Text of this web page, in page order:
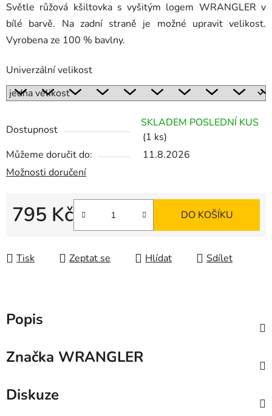
Světle růžová kšiltovka s vyšitým logem WRANGLER v
bílé barvě. Na zadní straně je možné upravit velikost.
Vyrobena ze 100 % bavlny.
Univerzální velikost
Dostupnost
SKLADEM POSLEDNÍ KUS
(1 ks)
Můžeme doručit do:
11.8.2026
Možnosti doručení
795 Kč DO KOŠÍKU
Tisk Zeptat se Hlídat Sdílet
Popis
Značka WRANGLER
Diskuze